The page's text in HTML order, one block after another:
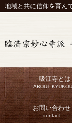
地域と共に信仰を育ん
吸江寺とは
ABOUT
お問い合わせ
contact